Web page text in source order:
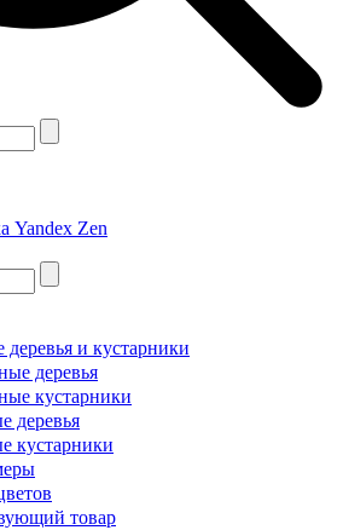
и кустарники
деревья
кустарники
деревья
кустарники
товар